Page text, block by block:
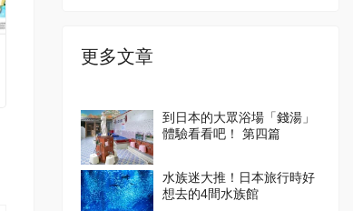
更多文章
到日本的大眾浴場「錢湯」
體驗看看吧！ 第四篇
水族迷大推！日本旅行時好
想去的4間水族館